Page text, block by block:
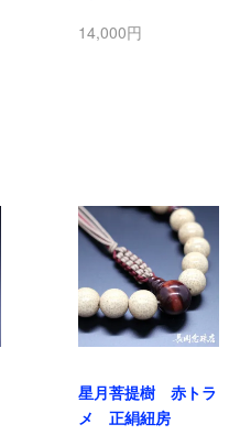
14,000円
星月菩提樹 赤トラ
メ 正絹紐房